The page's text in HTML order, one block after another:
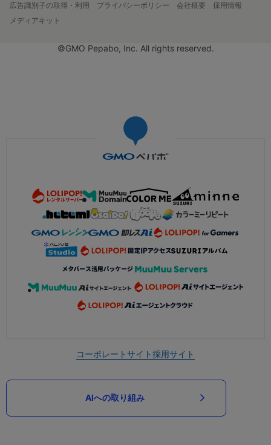
広告識別子の取得・利用
プライバシーポリシー 会社概要
採用情報
メディアキット
©GMO Pepabo, Inc. All rights reserved.
コーポレートサイト採用サイト
AIへの取り組み